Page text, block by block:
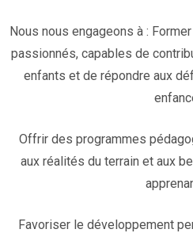
Nous nous engageons à :
passionnés, capables de
enfants et de répondre aux
Offrir des programmes
aux réalités du terrain et aux
Favoriser le développement